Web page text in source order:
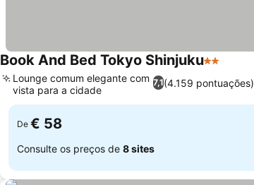
Book And Bed Tokyo Shinjuku2 Estrelas
7,1(4.159 pontuações)
Lounge comum elegante com
vista para a cidade
De € 58
Consulte os preços de 8 sites